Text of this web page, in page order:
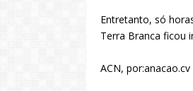
Entretanto, só
Terra Branca ficou
ACN, por:anacao.cv